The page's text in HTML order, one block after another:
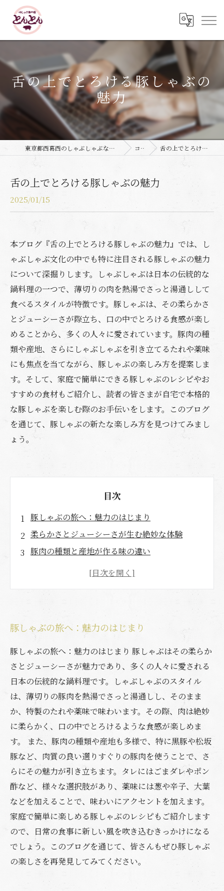
舌の上でとろける豚しゃぶの
魅力
東京都西葛西のしゃぶしゃぶなら豚しゃぶ専門店 とんとん コラム 舌の上でとろける豚しゃぶの魅力
舌の上でとろける豚しゃぶの魅力
2025/01/15
本ブログ『舌の上でとろける豚しゃぶの魅力』では、し
ゃぶしゃぶ文化の中でも特に注目される豚しゃぶの魅力
について深掘りします。しゃぶしゃぶは日本の伝統的な
鍋料理の一つで、薄切りの肉を熱湯でさっと湯通しして
食べるスタイルが特徴です。豚しゃぶは、その柔らかさ
とジューシーさが際立ち、口の中でとろける食感が楽し
めることから、多くの人々に愛されています。豚肉の種
類や産地、さらにしゃぶしゃぶを引き立てるたれや薬味
にも焦点を当てながら、豚しゃぶの楽しみ方を提案しま
す。そして、家庭で簡単にできる豚しゃぶのレシピやお
すすめの食材もご紹介し、読者の皆さまが自宅で本格的
な豚しゃぶを楽しむ際のお手伝いをします。このブログ
を通じて、豚しゃぶの新たな楽しみ方を見つけてみまし
ょう。
目次
豚しゃぶの旅へ：魅力のはじまり
柔らかさとジューシーさが生む絶妙な体験
豚肉の種類と産地が作る味の違い
タレと薬味でさらに引き立つ豚しゃぶの魅力
う
豚しゃぶの旅へ：魅力のはじまり
豚しゃぶの旅へ：魅力のはじまり 豚しゃぶはその柔らか
さとジューシーさが魅力であり、多くの人々に愛される
日本の伝統的な鍋料理です。しゃぶしゃぶのスタイル
は、薄切りの豚肉を熱湯でさっと湯通しし、そのまま
か、特製のたれや薬味で味わいます。その際、肉は絶妙
に柔らかく、口の中でとろけるような食感が楽しめま
す。 また、豚肉の種類や産地も多様で、特に黒豚や松坂
豚など、肉質の良い選りすぐりの豚肉を使うことで、さ
らにその魅力が引き立ちます。タレにはごまダレやポン
酢など、様々な選択肢があり、薬味には葱や辛子、大葉
などを加えることで、味わいにアクセントを加えます。
家庭で簡単に楽しめる豚しゃぶのレシピもご紹介します
ので、日常の食事に新しい風を吹き込むきっかけになる
でしょう。このブログを通じて、皆さんもぜひ豚しゃぶ
の楽しさを再発見してみてください。